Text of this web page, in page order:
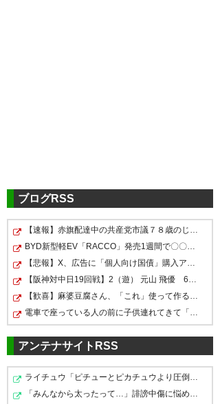
— 🐰🍑れしゅら🍡💤 (6reshura)
2019, 10月 2
ガンバ公式でブーイングの件出
てますね…
— くるくる。next→
(n_gambaosaka)2019, 10月 2
“大阪ダービー”のフェアプレー
宣言中にブーイング…G大阪が声
明「非常に遺憾」（ゲキサカ）
https://t.co/vcm8ceCYfL他チー
ムのサポなら有り得ないような
事だし、特にガンバゴール裏主
要団体にはしっかりしてもらい
たい
ブログRSS
アンテナサイトRSS